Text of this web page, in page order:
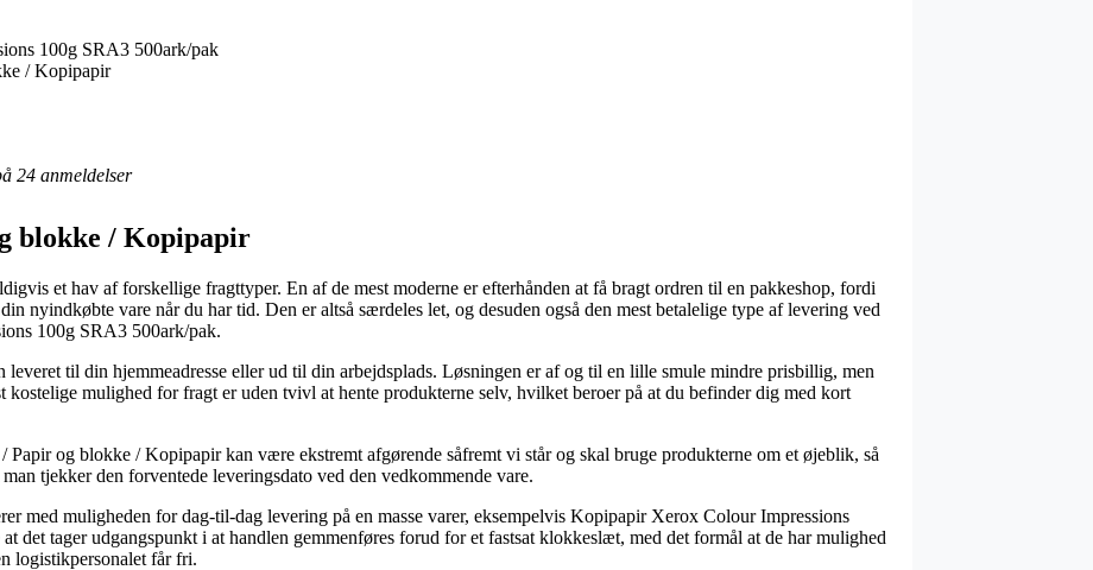
100g SRA3 500ark/pak
/ Kopipapir
24 anmeldelser
blokke / Kopipapir
et hav af forskellige fragttyper. En af de mest moderne er efterhånden at få bragt ordren til en pakkeshop, fordi
nyindkøbte vare når du har tid. Den er altså særdeles let, og desuden også den mest betalelige type af levering ved
100g SRA3 500ark/pak.
leveret til din hjemmeadresse eller ud til din arbejdsplads. Løsningen er af og til en lille smule mindre prisbillig, men
kostelige mulighed for fragt er uden tvivl at hente produkterne selv, hvilket beroer på at du befinder dig med kort
Papir og blokke / Kopipapir kan være ekstremt afgørende såfremt vi står og skal bruge produkterne om et øjeblik, så
tjekker den forventede leveringsdato ved den vedkommende vare.
med muligheden for dag-til-dag levering på en masse varer, eksempelvis Kopipapir Xerox Colour Impressions
det tager udgangspunkt i at handlen gemmenføres forud for et fastsat klokkeslæt, med det formål at de har mulighed
logistikpersonalet får fri.